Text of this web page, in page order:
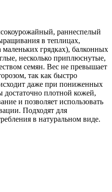
раннеспелый
в теплицах,
грядках), балконных
несколько приплюснутые,
семян. Вес не превышает
так как быстро
даже при пониженных
плотной кожей,
и позволяет использовать
Подходят для
в натуральном виде.